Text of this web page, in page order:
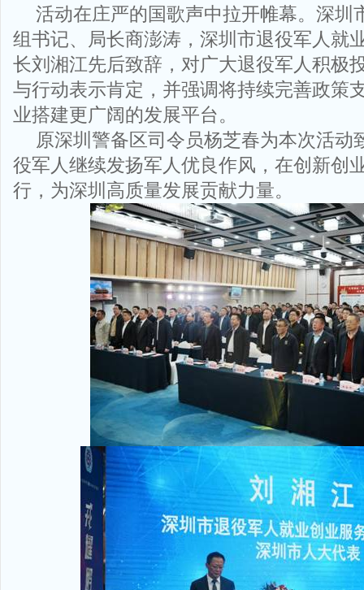
活动在庄严的国歌声中拉开帷幕。深圳
组书记、局长商澎涛，深圳市退役军人就
长刘湘江先后致辞，对广大退役军人积极
与行动表示肯定，并强调将持续完善政策
业搭建更广阔的发展平台。
原深圳警备区司令员杨芝春为本次活动
役军人继续发扬军人优良作风，在创新创
行，为深圳高质量发展贡献力量。